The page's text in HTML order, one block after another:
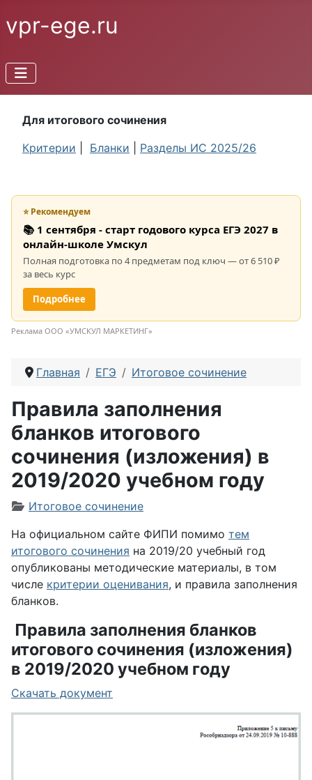
vpr-ege.ru
Для итогового сочинения
Критерии
Бланки Разделы ИС 2025/26
⭐ Рекомендуем
📚 1 сентября - старт годового курса ЕГЭ 2027 в
онлайн-школе Умскул
Полная подготовка по 4 предметам под ключ — от 6 510 ₽
за весь курс
Подробнее
Реклама ООО «УМСКУЛ МАРКЕТИНГ»
Главная ЕГЭ Итоговое сочинение
Правила заполнения
бланков итогового
сочинения (изложения) в
2019/2020 учебном году
Информация о материале
Итоговое сочинение
На официальном сайте ФИПИ помимо тем
итогового сочинения на 2019/20 учебный год
опубликованы методические материалы, в том
числе критерии оценивания, и правила заполнения
бланков.
Правила заполнения бланков
итогового сочинения (изложения)
в 2019/2020 учебном году
Скачать документ